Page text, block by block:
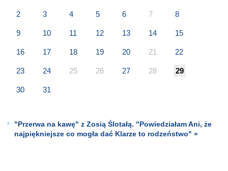
2 3 4 5 6 7 8
9 10 11 12 13 14 15
16 17 18 19 20 21 22
23 24 25 26 27 28 29
30 31
"Przerwa na kawę" z Zosią Ślotałą. "Powiedziałam Ani, że
najpiękniejsze co mogła dać Klarze to rodzeństwo" »